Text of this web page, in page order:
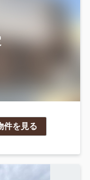
件を見る